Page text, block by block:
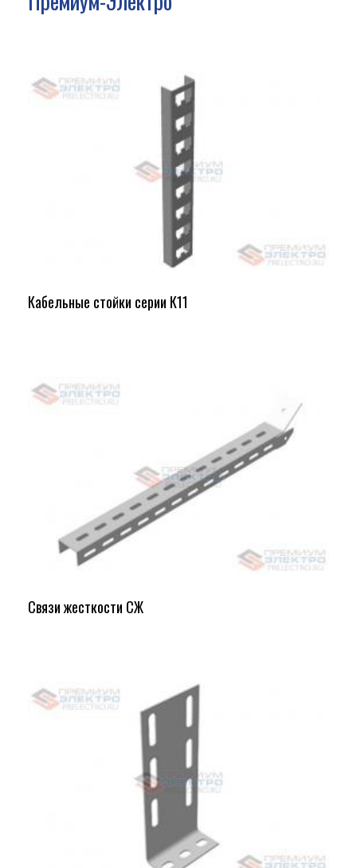
Кабельные стойки серии К11
Связи жесткости СЖ